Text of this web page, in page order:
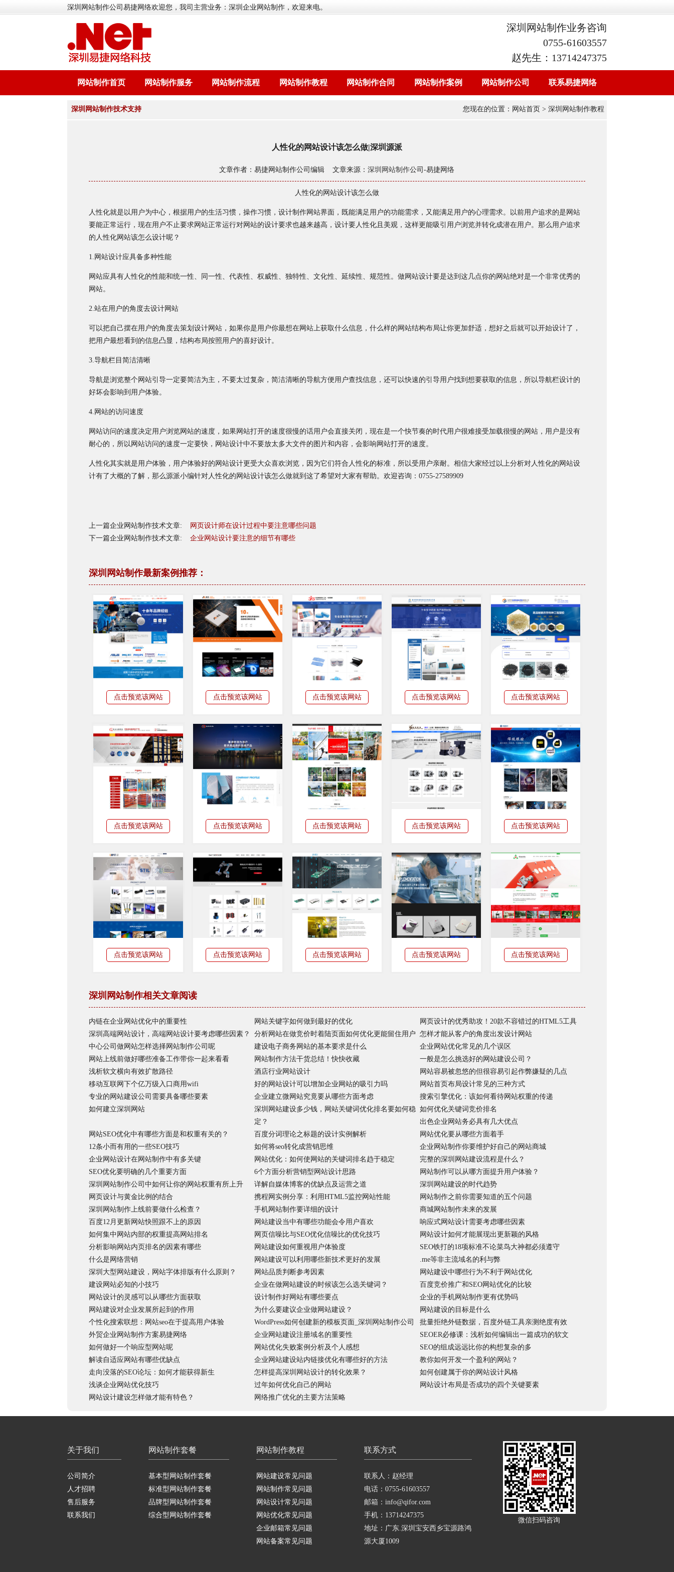
深圳网站制作公司易捷网络欢迎您，我司主营业务：深圳企业网站制作，欢迎来电。
深圳网站制作业务咨询
0755-61603557
赵先生：13714247375
网站制作首页 网站制作服务 网站制作流程 网站制作教程 网站制作合同 网站制作案例 网站制作公司 联系易捷网络
深圳网站制作技术支持 您现在的位置： 网站首页 > 深圳网站制作教程
人性化的网站设计该怎么做|深圳源派
文章作者：易捷网站制作公司编辑 文章来源：深圳网站制作公司-易捷网络
人性化的网站设计该怎么做
人性化就是以用户为中心，根据用户的生活习惯，操作习惯，设计制作网站界面，既能满足用户的功能需求，又能满足用户的心理需求。以前用户追求的是网站
要能正常运行，现在用户不止要求网站正常运行对网站的设计要求也越来越高，设计要人性化且美观，这样更能吸引用户浏览并转化成潜在用户。那么用户追求
的人性化网站该怎么设计呢？
1.网站设计应具备多种性能
网站应具有人性化的性能和统一性、同一性、代表性、权威性、独特性、文化性、延续性、规范性。做网站设计要是达到这几点你的网站绝对是一个非常优秀的
网站。
2.站在用户的角度去设计网站
可以把自己摆在用户的角度去策划设计网站，如果你是用户你最想在网站上获取什么信息，什么样的网站结构布局让你更加舒适，想好之后就可以开始设计了，
把用户最想看到的信息凸显，结构布局按照用户的喜好设计。
3.导航栏目简洁清晰
导航是浏览整个网站引导一定要简洁为主，不要太过复杂，简洁清晰的导航方便用户查找信息，还可以快速的引导用户找到想要获取的信息，所以导航栏设计的
好坏会影响到用户体验。
4.网站的访问速度
网站访问的速度决定用户浏览网站的速度，如果网站打开的速度很慢的话用户会直接关闭，现在是一个快节奏的时代用户很难接受加载很慢的网站，用户是没有
耐心的，所以网站访问的速度一定要快，网站设计中不要放太多大文件的图片和内容，会影响网站打开的速度。
人性化其实就是用户体验，用户体验好的网站设计更受大众喜欢浏览，因为它们符合人性化的标准，所以受用户亲耐。相信大家经过以上分析对人性化的网站设
计有了大概的了解，那么源派小编针对人性化的网站设计该怎么做就到这了希望对大家有帮助。欢迎咨询：0755-27589909
上一篇企业网站制作技术文章:
网页设计师在设计过程中要注意哪些问题
下一篇企业网站制作技术文章: 企业网站设计要注意的细节有哪些
深圳网站制作最新案例推荐：
点击预览该网站 点击预览该网站 点击预览该网站 点击预览该网站 点击预览该网站
点击预览该网站 点击预览该网站 点击预览该网站 点击预览该网站 点击预览该网站
点击预览该网站 点击预览该网站 点击预览该网站 点击预览该网站 点击预览该网站
深圳网站制作相关文章阅读
内链在企业网站优化中的重要性 网站关键字如何做到最好的优化
网页设计的优秀助攻！20款不容错过的HTML5工具
深圳高端网站设计，高端网站设计要考虑哪些因素？
分析网站在做竞价时着陆页面如何优化更能留住用户
怎样才能从客户的角度出发设计网站
中心公司做网站怎样选择网站制作公司呢
建设电子商务网站的基本要求是什么
企业网站优化常见的几个误区
网站上线前做好哪些准备工作带你一起来看看
网站制作方法干货总结！快快收藏
一般是怎么挑选好的网站建设公司？
浅析软文横向有效扩散路径
酒店行业网站设计
网站容易被忽悠的但很容易引起作弊嫌疑的几点
移动互联网下个亿万级入口商用wifi
好的网站设计可以增加企业网站的吸引力吗
网站首页布局设计常见的三种方式
专业的网站建设公司需要具备哪些要素
企业建立微网站究竟要从哪些方面考虑
搜索引擎优化：该如何看待网站权重的传递
如何建立深圳网站
深圳网站建设多少钱，网站关键词优化排名要如何稳
定？
如何优化关键词竞价排名
出色企业网站务必具有几大优点
网站SEO优化中有哪些方面是和权重有关的？
百度分词理论之标题的设计实例解析
网站优化要从哪些方面着手
12条小而有用的一些SEO技巧
如何将seo转化成营销思维
企业网站制作你要维护好自己的网站商城
企业网站设计在网站制作中有多关键
网站优化：如何使网站的关键词排名趋于稳定
完整的深圳网站建设流程是什么？
SEO优化要明确的几个重要方面
6个方面分析营销型网站设计思路
网站制作可以从哪方面提升用户体验？
深圳网站制作公司中如何让你的网站权重有所上升
详解自媒体博客的优缺点及运营之道
深圳网站建设的时代趋势
网页设计与黄金比例的结合
携程网实例分享：利用HTML5监控网站性能
网站制作之前你需要知道的五个问题
深圳网站制作上线前要做什么检查？
手机网站制作要详细的设计
商城网站制作未来的发展
百度12月更新网站快照跟不上的原因
网站建设当中有哪些功能会令用户喜欢
响应式网站设计需要考虑哪些因素
如何集中网站内部的权重提高网站排名
网页信噪比与SEO优化信噪比的优化技巧
网站设计如何才能展现出更新颖的风格
分析影响网站内页排名的因素有哪些
网站建设如何重视用户体验度
SEO铁打的18项标准不论菜鸟大神都必须遵守
什么是网络营销
网站建设可以利用哪些新技术更好的发展
.me等非主流域名的利与弊
深圳大型网站建设，网站字体排版有什么原则？
网站品质判断参考因素
网站建设中哪些行为不利于网站优化
建设网站必知的小技巧
企业在做网站建设的时候该怎么选关键词？
百度竞价推广和SEO网站优化的比较
网站设计的灵感可以从哪些方面获取
设计制作好网站有哪些要点
企业的手机网站制作更有优势吗
网站建设对企业发展所起到的作用
为什么要建议企业做网站建设？
网站建设的目标是什么
个性化搜索联想：网站seo在于提高用户体验
WordPress如何创建新的模板页面_深圳网站制作公司
批量拒绝外链数据，百度外链工具亲测绝度有效
外贸企业网站制作方案易捷网络
企业网站建设注册域名的重要性
SEOER必修课：浅析如何编辑出一篇成功的软文
如何做好一个响应型网站呢
网站优化失败案例分析及个人感想
SEO的组成远远比你的构想复杂的多
解读自适应网站有哪些优缺点
企业网站建设站内链接优化有哪些好的方法
教你如何开发一个盈利的网站？
走向没落的SEO论坛：如何才能获得新生
怎样提高深圳网站设计的转化效果？
如何创建属于你的网站设计风格
浅谈企业网站优化技巧
过年如何优化自己的网站
网站设计布局是否成功的四个关键要素
网站设计建设怎样做才能有特色？
网络推广优化的主要方法策略
关于我们
公司简介
人才招聘
售后服务
联系我们
网站制作套餐
基本型网站制作套餐
标准型网站制作套餐
品牌型网站制作套餐
综合型网站制作套餐
网站制作教程
网站建设常见问题
网站制作常见问题
网站设计常见问题
网站优化常见问题
企业邮箱常见问题
网站备案常见问题
联系方式
联系人：赵经理
电话：0755-61603557
邮箱：info@qifor.com
手机：13714247375
地址：广东.深圳宝安西乡宝源路鸿
源大厦1009
微信扫码咨询